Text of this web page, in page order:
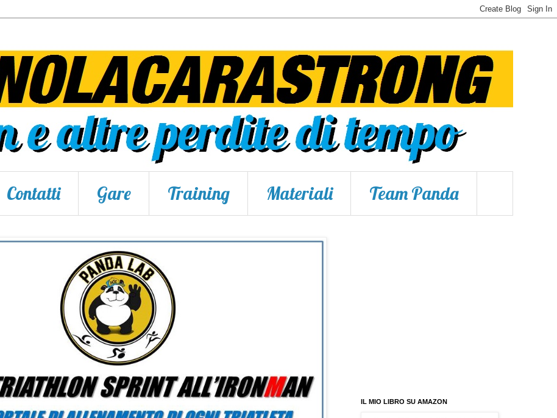
Contatti Gare Training Materiali Team Panda
IL MIO LIBRO SU AMAZON